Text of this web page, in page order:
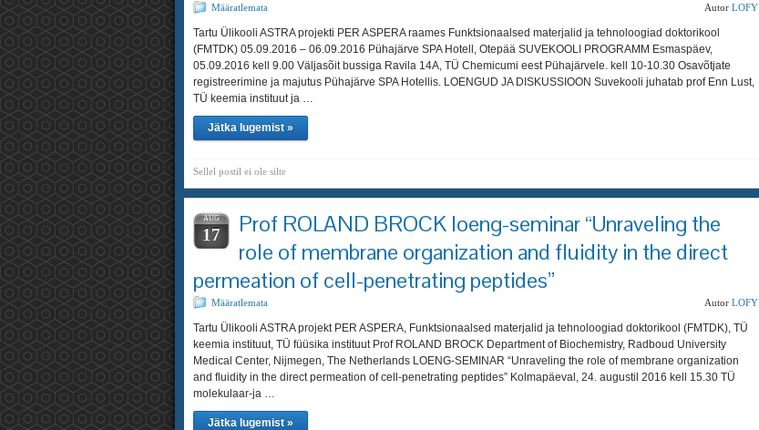
Määratlemata Autor LOFY
Tartu Ülikooli ASTRA projekti PER ASPERA raames Funktsionaalsed materjalid ja tehnoloogiad doktorikool
(FMTDK) 05.09.2016 – 06.09.2016 Pühajärve SPA Hotell, Otepää SUVEKOOLI PROGRAMM Esmaspäev,
05.09.2016 kell 9.00 Väljasõit bussiga Ravila 14A, TÜ Chemicumi eest Pühajärvele. kell 10-10.30 Osavõtjate
registreerimine ja majutus Pühajärve SPA Hotellis. LOENGUD JA DISKUSSIOON Suvekooli juhatab prof Enn Lust,
TÜ keemia instituut ja …
Jätka lugemist »
Sellel postil ei ole silte
AUG
17
Prof ROLAND BROCK loeng-seminar “Unraveling the
role of membrane organization and fluidity in the direct
permeation of cell-penetrating peptides”
Määratlemata Autor LOFY
Tartu Ülikooli ASTRA projekt PER ASPERA, Funktsionaalsed materjalid ja tehnoloogiad doktorikool (FMTDK), TÜ
keemia instituut, TÜ füüsika instituut Prof ROLAND BROCK Department of Biochemistry, Radboud University
Medical Center, Nijmegen, The Netherlands LOENG-SEMINAR “Unraveling the role of membrane organization
and fluidity in the direct permeation of cell-penetrating peptides” Kolmapäeval, 24. augustil 2016 kell 15.30 TÜ
molekulaar-ja …
Jätka lugemist »